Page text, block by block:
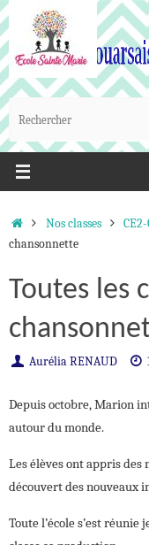
Passer
au
contenu
AccueilNos classes
chansonnette
Toutes les
Aurélia RENAUD
Depuis octobre, Marion
autour du monde.
Les élèves ont appris des
découvert des nouveaux
Toute l’école s’est